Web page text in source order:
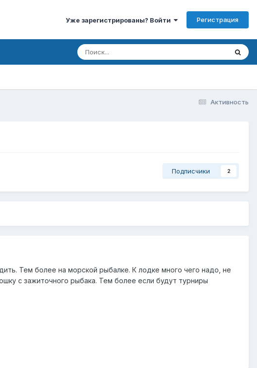
Уже зарегистрированы? Войти Регистрация
Активность
Подписчики 2
Тем более на морской рыбалке. К лодке много чего надо, не
с зажиточного рыбака. Тем более если будут турниры